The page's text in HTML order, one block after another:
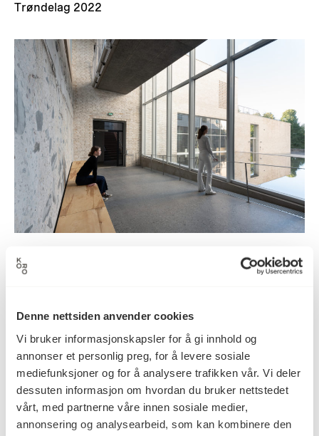
Denne nettsiden anvender cookies
Vi bruker informasjonskapsler for å gi innhold og
annonser et personlig preg, for å levere sosiale
mediefunksjoner og for å analysere trafikken vår. Vi deler
dessuten informasjon om hvordan du bruker nettstedet
vårt, med partnerne våre innen sosiale medier,
annonsering og analysearbeid, som kan kombinere den
Trøndelag 2022
Senter for studier av Holocaust og
livssynsminoriteter